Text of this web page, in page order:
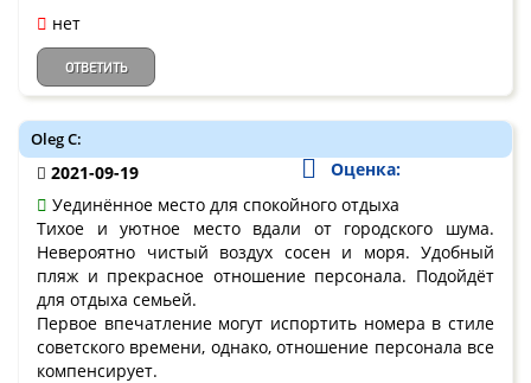
нет
ОТВЕТИТЬ
Oleg C:
2021-09-19
Оценка:
Уединённое место для спокойного отдыха
Тихое и уютное место вдали от городского шума.
Невероятно чистый воздух сосен и моря. Удобный
пляж и прекрасное отношение персонала. Подойдёт
для отдыха семьей.
Первое впечатление могут испортить номера в стиле
советского времени, однако, отношение персонала все
компенсирует.